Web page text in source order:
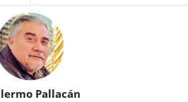
Pallacán